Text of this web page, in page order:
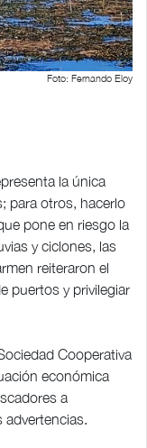
Foto: Fernando Eloy
la única
para otros, hacerlo
pone en riesgo la
y ciclones, las
reiteraron el
puertos y privilegiar
Cooperativa
económica
a
advertencias.